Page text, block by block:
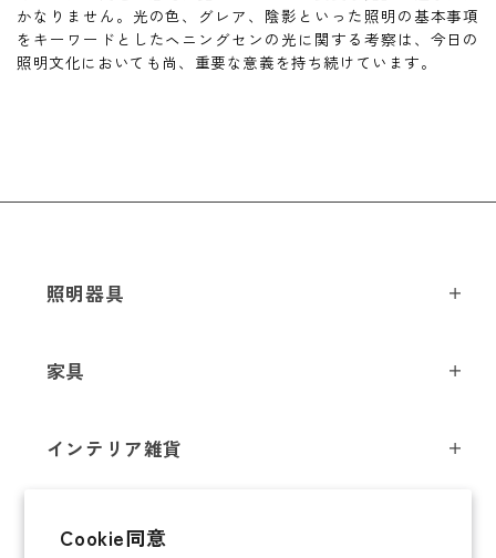
Cookie同意
かなりません。光の色、グレア、陰影といった照明の基本事項
をキーワードとしたヘニングセンの光に関する考察は、今日の
照明文化においても尚、重要な意義を持ち続けています。
照明器具
シーリングライト
テーブルライト
ブラケットライト
家具
チェア
ソファ / ベンチ
インテリア雑貨
オブジェ
即納商品